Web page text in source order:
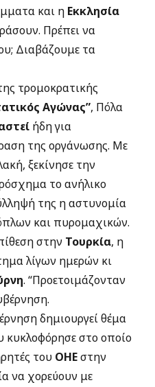
και η Εκκλησία
Πρέπει να
Διαβάζουμε τα
τρομοκρατικής
Αγώνας”, Πόλα
ήδη για
της οργάνωσης. Με
ξεκίνησε την
το ανήλικο
της η αστυνομία
και πυρομαχικών.
στην Τουρκία, η
λίγων ημερών κι
. “Προετοιμάζονταν
δημιουργεί θέμα
κυκλοφόρησε στο οποίο
του ΟΗΕστην
να χορεύουν με